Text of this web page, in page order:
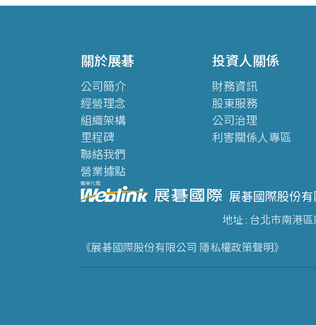
展碁國際股份
地址 : 台北市南港
《展碁國際股份有限公司 隱私權政策聲明》
關於展碁
公司簡介
經營理念
組織架構
里程碑
聯絡我們
營業據點
投資人關係
財務資訊
股東服務
公司治理
利害關係人專區